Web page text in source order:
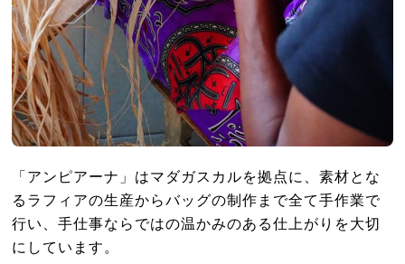
「アンピアーナ」はマダガスカルを拠点に、素材とな
るラフィアの生産からバッグの制作まで全て手作業で
行い、手仕事ならではの温かみのある仕上がりを大切
にしています。